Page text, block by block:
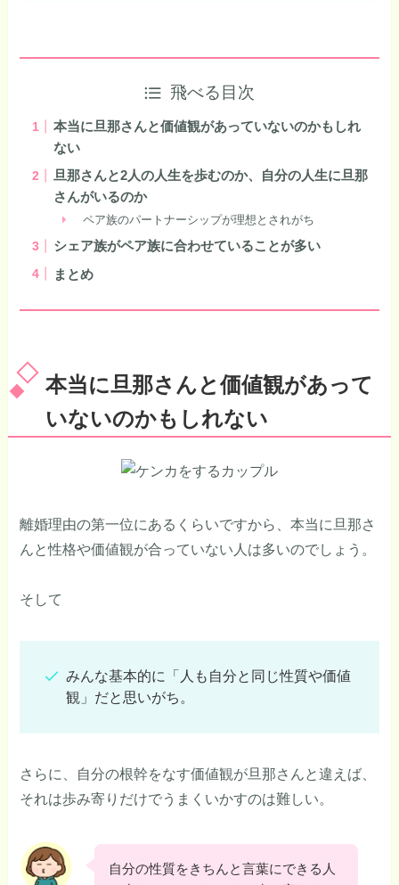
飛べる目次
本当に旦那さんと価値観があっていないのかもしれ
ない
旦那さんと2人の人生を歩むのか、自分の人生に旦那
さんがいるのか
ペア族のパートナーシップが理想とされがち
シェア族がペア族に合わせていることが多い
まとめ
本当に旦那さんと価値観があって
いないのかもしれない
離婚理由の第一位にあるくらいですから、本当に旦那さ
んと性格や価値観が合っていない人は多いのでしょう。
そして
みんな基本的に「人も自分と同じ性質や価値
観」だと思いがち。
さらに、自分の根幹をなす価値観が旦那さんと違えば、
それは歩み寄りだけでうまくいかすのは難しい。
自分の性質をきちんと言葉にできる人